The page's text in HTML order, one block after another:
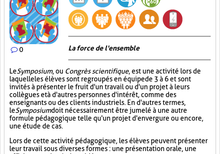
0 La force de l'ensemble
LeSymposium, ou Congrès scientifique, est une activité lors de
laquelle les élèves sont regroupés en équipe de 3 à 6 et sont
invités à présenter le fruit d'un travail ou d'un projet à leurs
collègues et à d'autres personnes d'intérêt, comme des
enseignants ou des clients industriels. En d'autres termes,
leSymposiumdoit nécessairement être jumelé à une autre
formule pédagogique telle qu'un projet d'envergure ou encore,
une étude de cas.
Lors de cette activité pédagogique, les élèves peuvent présenter
leur travail sous diverses formes : une présentation orale, une